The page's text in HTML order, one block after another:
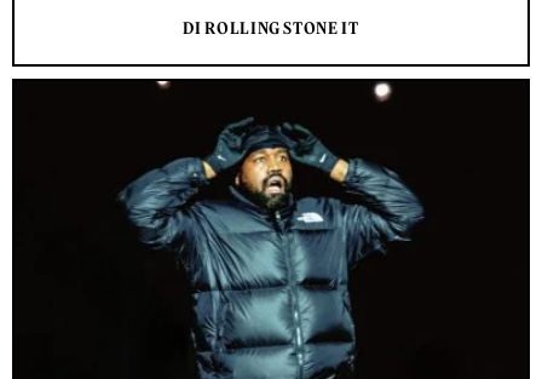
DI ROLLING STONE IT